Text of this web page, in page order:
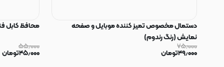
دستمال مخصوص تمیز کننده موبایل و صفحه
نمایش (رنگ رندوم)
۷۵٫۰۰۰
۴۹٫۰۰۰تومان
محافظ کابل فنری
۵۵٫۰۰۰
۴۵٫۰۰۰تومان